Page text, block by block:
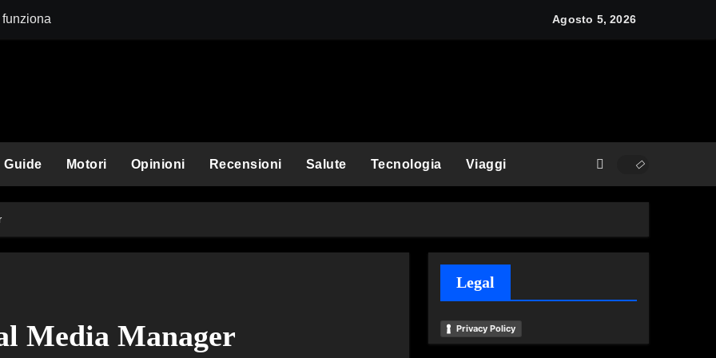
funziona Agosto 5, 2026
Guide Motori Opinioni Recensioni Salute Tecnologia Viaggi
Media Manager
Legal
Privacy Policy